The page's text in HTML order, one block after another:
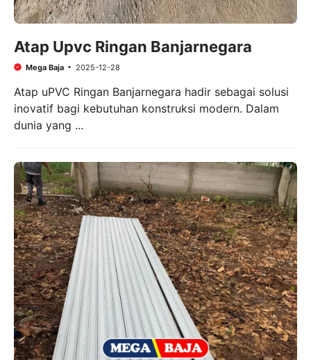
Atap Upvc Ringan Banjarnegara
Mega Baja 2025-12-28
Atap uPVC Ringan Banjarnegara hadir sebagai solusi
inovatif bagi kebutuhan konstruksi modern. Dalam
dunia yang ...